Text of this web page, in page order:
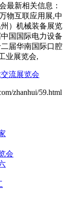
最新相关信息：
物互联应用展,中
）机械装备展览
国国际电力设备
届华南国际口腔
业展览会,
流展览会
zhanhui/59.html
会